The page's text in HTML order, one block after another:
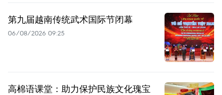
第九届越南传统武术国际节闭幕
06/08/2026 09:25
高棉语课堂：助力保护民族文化瑰宝